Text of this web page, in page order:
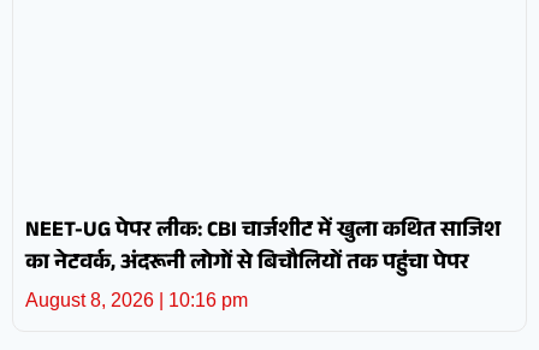
NEET-UG पेपर लीक: CBI चार्जशीट में खुला कथित साजिश
का नेटवर्क, अंदरूनी लोगों से बिचौलियों तक पहुंचा पेपर
August 8, 2026 10:16 pm